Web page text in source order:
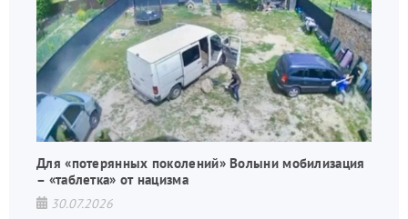
Для «потерянных поколений» Волыни мобилизация
– «таблетка» от нацизма
30.07.2026